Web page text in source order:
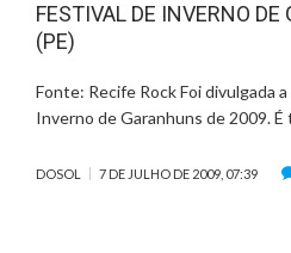
FESTIVAL DE INVERNO
(PE)
Fonte: Recife Rock Foi divulgada
Inverno de Garanhuns de 2009.
DOSOL 7 DE JULHO DE 2009, 07:39